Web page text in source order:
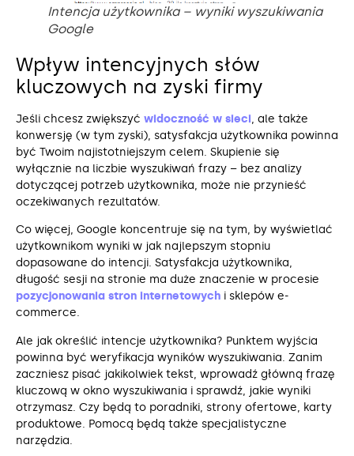
Intencja użytkownika – wyniki wyszukiwania
Google
Wpływ intencyjnych słów
kluczowych na zyski firmy
Jeśli chcesz zwiększyć widoczność w sieci, ale także
konwersję (w tym zyski), satysfakcja użytkownika powinna
być Twoim najistotniejszym celem. Skupienie się
wyłącznie na liczbie wyszukiwań frazy – bez analizy
dotyczącej potrzeb użytkownika, może nie przynieść
oczekiwanych rezultatów.
Co więcej, Google koncentruje się na tym, by wyświetlać
użytkownikom wyniki w jak najlepszym stopniu
dopasowane do intencji. Satysfakcja użytkownika,
długość sesji na stronie ma duże znaczenie w procesie
pozycjonowania stron internetowych i sklepów e-
commerce.
Ale jak określić intencje użytkownika? Punktem wyjścia
powinna być weryfikacja wyników wyszukiwania. Zanim
zaczniesz pisać jakikolwiek tekst, wprowadź główną frazę
kluczową w okno wyszukiwania i sprawdź, jakie wyniki
otrzymasz. Czy będą to poradniki, strony ofertowe, karty
produktowe. Pomocą będą także specjalistyczne
narzędzia.